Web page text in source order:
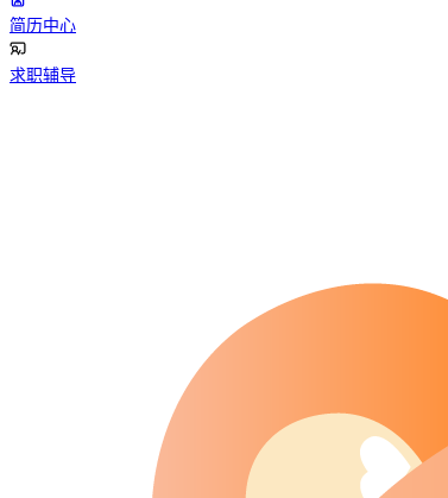
简历中心
求职辅导